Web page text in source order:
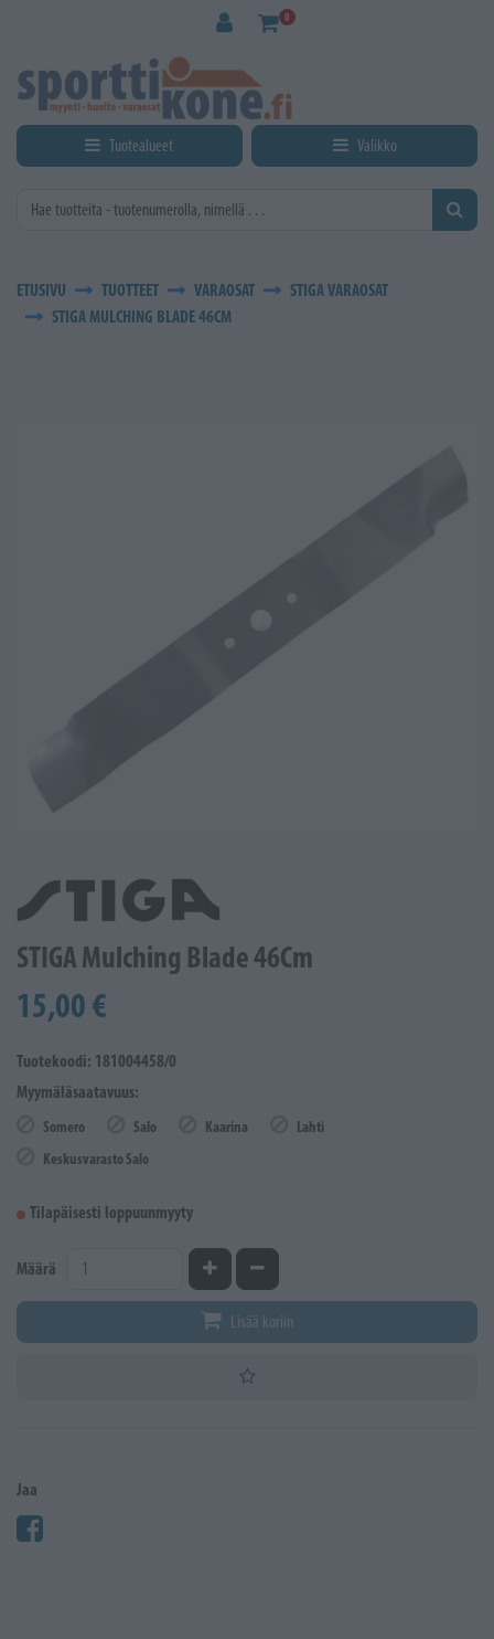
0
Tuotealueet Valikko
ETUSIVU TUOTTEET VARAOSAT
STIGA VARAOSAT
STIGA MULCHING BLADE 46CM
STIGA Mulching Blade 46Cm
15,00 €
Tuotekoodi: 181004458/0
Myymäläsaatavuus:
Somero Salo Kaarina
Lahti
Keskusvarasto Salo
Tilapäisesti loppuunmyyty
Määrä Kasvata määrääVähennä määrää
Lisää koriin
Jaa